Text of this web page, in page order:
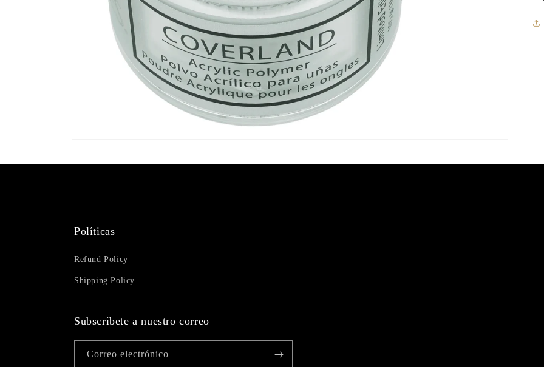
Políticas
Refund Policy
Shipping Policy
Subscribete a nuestro correo
Correo electrónico